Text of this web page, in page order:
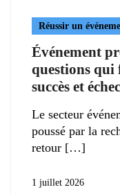
Réussir un
Événement
questions qui
succès et échec
Le secteur
poussé par la
retour
1 juillet 2026